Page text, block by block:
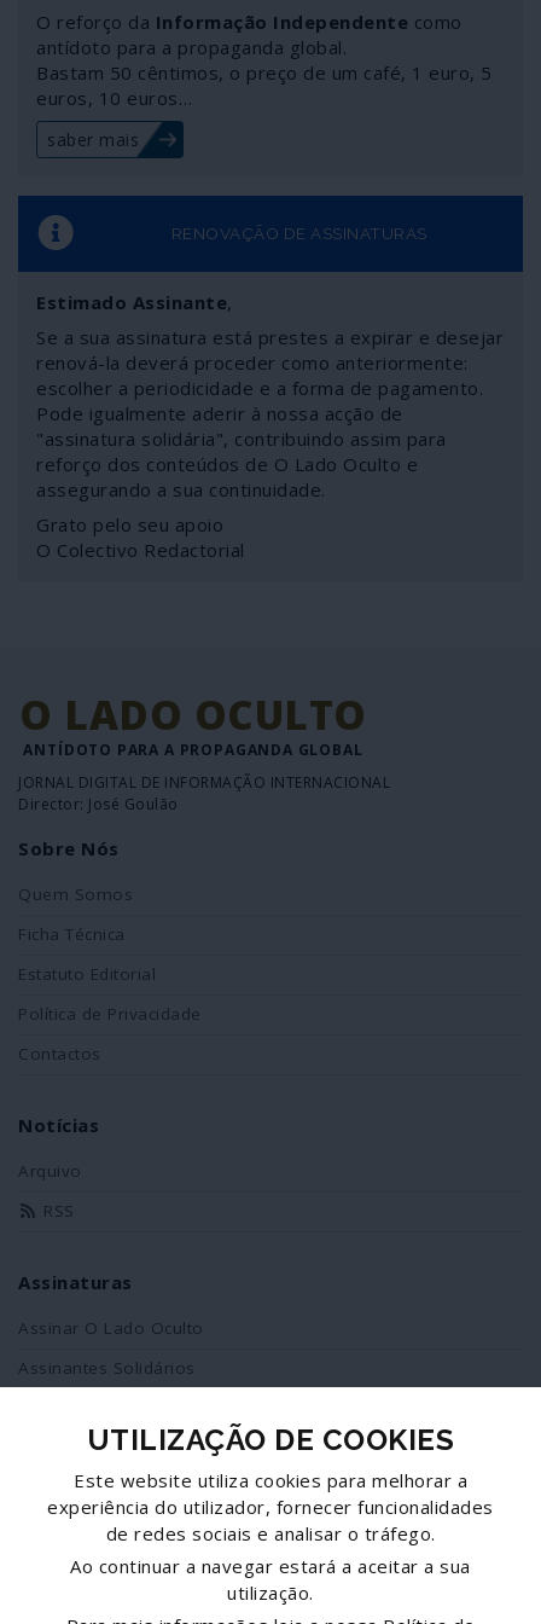
muitas das sanções, provocando uma evidente viciação
da concorrência. Bruxelas marca golos na própria baliza
para se submeter a Washington: a economia da União é
atingida de vários lados e os resultados estão à vista.
O reforço da Informação Independente como
antídoto para a propaganda global.
Bastam 50 cêntimos, o preço de um café, 1 euro, 5
euros, 10 euros…
saber mais
RENOVAÇÃO DE ASSINATURAS
Estimado Assinante,
Se a sua assinatura está prestes a expirar e desejar
renová-la deverá proceder como anteriormente:
escolher a periodicidade e a forma de pagamento.
Pode igualmente aderir à nossa acção de
"assinatura solidária", contribuindo assim para
reforço dos conteúdos de O Lado Oculto e
assegurando a sua continuidade.
Grato pelo seu apoio
O Colectivo Redactorial
O LADO OCULTO
ANTÍDOTO PARA A PROPAGANDA GLOBAL
JORNAL DIGITAL DE INFORMAÇÃO INTERNACIONAL
Director: José Goulão
Sobre Nós
Quem Somos
Ficha Técnica
Estatuto Editorial
Política de Privacidade
Contactos
Notícias
Arquivo
RSS
Assinaturas
Assinar O Lado Oculto
Assinantes Solidários
Redes Sociais
Siga-nos no facebook
UTILIZAÇÃO DE COOKIES
Este website utiliza cookies para melhorar a
experiência do utilizador, fornecer funcionalidades
de redes sociais e analisar o tráfego.
Ao continuar a navegar estará a aceitar a sua
utilização.